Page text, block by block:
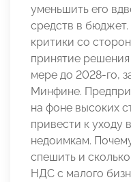
уменьшить его
средств в
критики со
принятие
мере до 2028-го,
Минфине.
на фоне высоких
привести к уходу
недоимкам.
спешить и
НДС с малого